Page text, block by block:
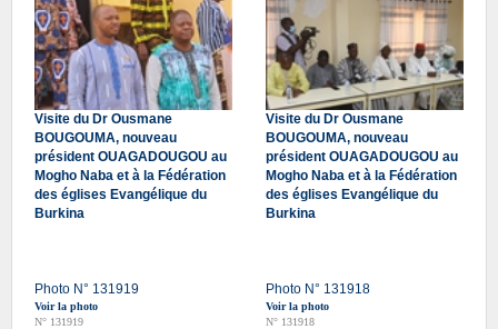
Visite du Dr Ousmane
BOUGOUMA, nouveau
président OUAGADOUGOU au
Mogho Naba et à la Fédération
des églises Evangélique du
Burkina
Photo N° 131919
Voir la photo
N° 131919
Visite du Dr Ousmane
BOUGOUMA, nouveau
président OUAGADOUGOU au
Mogho Naba et à la Fédération
des églises Evangélique du
Burkina
Photo N° 131918
Voir la photo
N° 131918